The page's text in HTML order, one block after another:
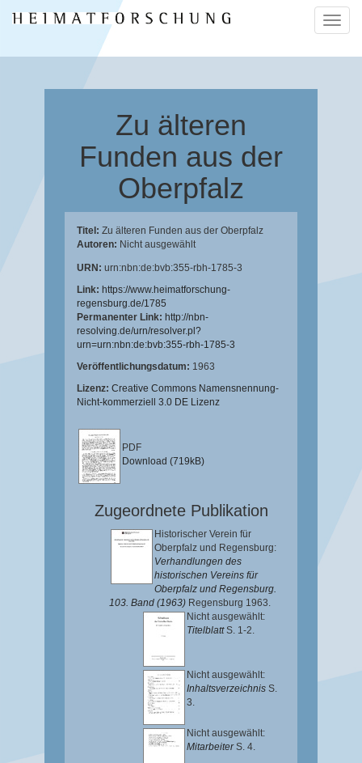
ein-/
Zu älteren
Funden aus der
Oberpfalz
Titel: Zu älteren Funden aus der Oberpfalz
Autoren: Nicht ausgewählt
URN: urn:nbn:de:bvb:355-rbh-1785-3
Link: https://www.heimatforschung-
regensburg.de/1785
Permanenter Link: http://nbn-
resolving.de/urn/resolver.pl?
urn=urn:nbn:de:bvb:355-rbh-1785-3
Veröffentlichungsdatum: 1963
Lizenz: Creative Commons Namensnennung-
Nicht-kommerziell 3.0 DE Lizenz
PDF
Download (719kB)
Zugeordnete Publikation
Historischer Verein für
Oberpfalz und Regensburg:
Verhandlungen des
historischen Vereins für
Oberpfalz und Regensburg.
103. Band (1963) Regensburg 1963.
Nicht ausgewählt:
TitelblattS. 1-2.
Nicht ausgewählt:
Inhaltsverzeichnis S.
3.
Nicht ausgewählt:
MitarbeiterS. 4.